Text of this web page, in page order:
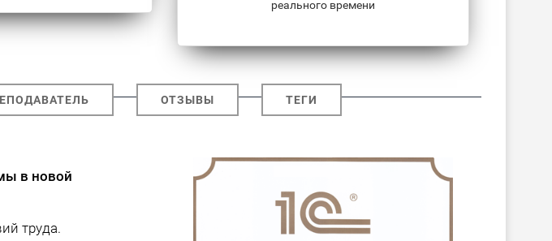
реального времени
ОТЗЫВЫ ТЕГИ
в новой
труда.